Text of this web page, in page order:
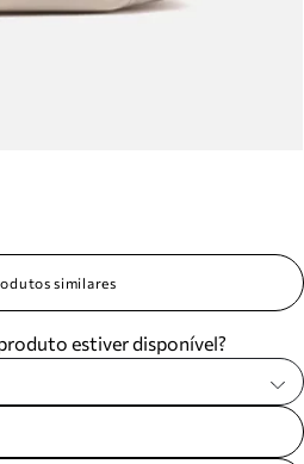
similares
estiver disponível?